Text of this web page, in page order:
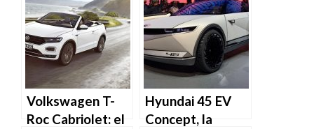
de Cristiano
Ronaldo
central
Volkswagen T-
Roc Cabriolet: el
Hyundai 45 EV
Concept, la